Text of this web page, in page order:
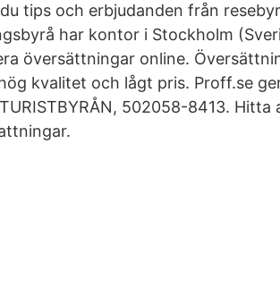
tips och erbjudanden från
har kontor i Stockholm
översättningar online.
kvalitet och lågt pris. Proff.se
502058-8413. Hitta